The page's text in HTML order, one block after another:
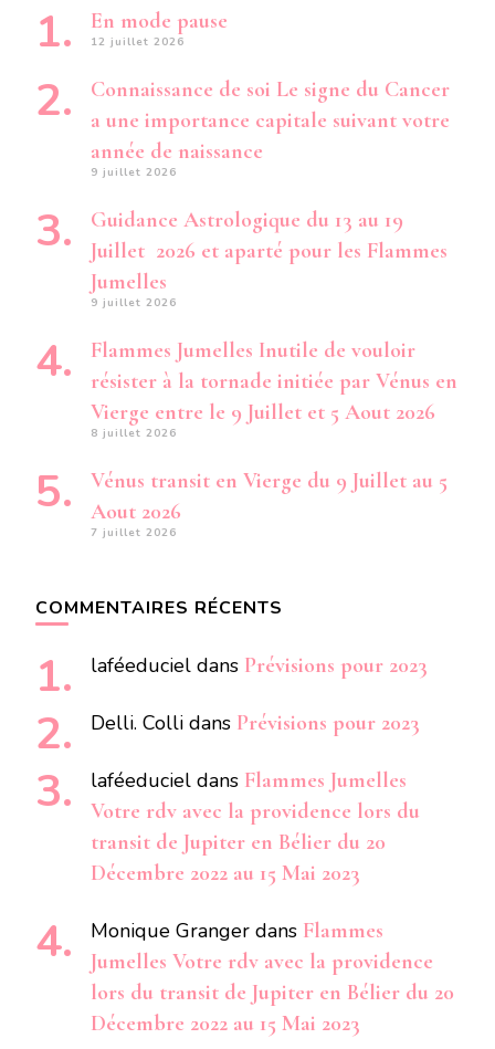
En mode pause
12 juillet 2026
Connaissance de soi Le signe du Cancer
a une importance capitale suivant votre
année de naissance
9 juillet 2026
Guidance Astrologique du 13 au 19
Juillet 2026 et aparté pour les Flammes
Jumelles
9 juillet 2026
Flammes Jumelles Inutile de vouloir
résister à la tornade initiée par Vénus en
Vierge entre le 9 Juillet et 5 Aout 2026
8 juillet 2026
Vénus transit en Vierge du 9 Juillet au 5
Aout 2026
7 juillet 2026
COMMENTAIRES RÉCENTS
laféeduciel dans Prévisions pour 2023
Delli. Colli dans Prévisions pour 2023
laféeduciel dans Flammes Jumelles
Votre rdv avec la providence lors du
transit de Jupiter en Bélier du 20
Décembre 2022 au 15 Mai 2023
Monique Granger dans Flammes
Jumelles Votre rdv avec la providence
lors du transit de Jupiter en Bélier du 20
Décembre 2022 au 15 Mai 2023